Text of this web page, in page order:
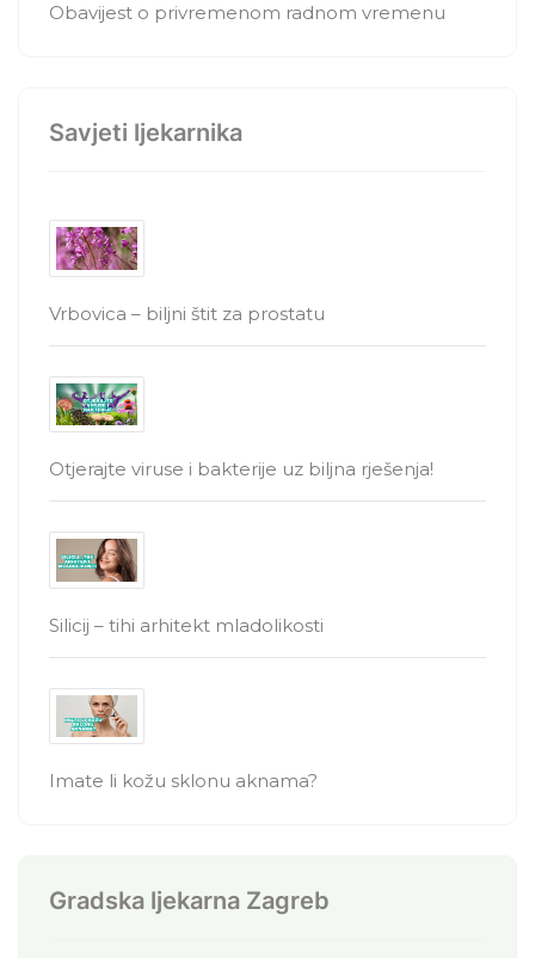
Obavijest o privremenom radnom vremenu
Savjeti ljekarnika
Vrbovica – biljni štit za prostatu
Otjerajte viruse i bakterije uz biljna rješenja!
Silicij – tihi arhitekt mladolikosti
Imate li kožu sklonu aknama?
Gradska ljekarna Zagreb